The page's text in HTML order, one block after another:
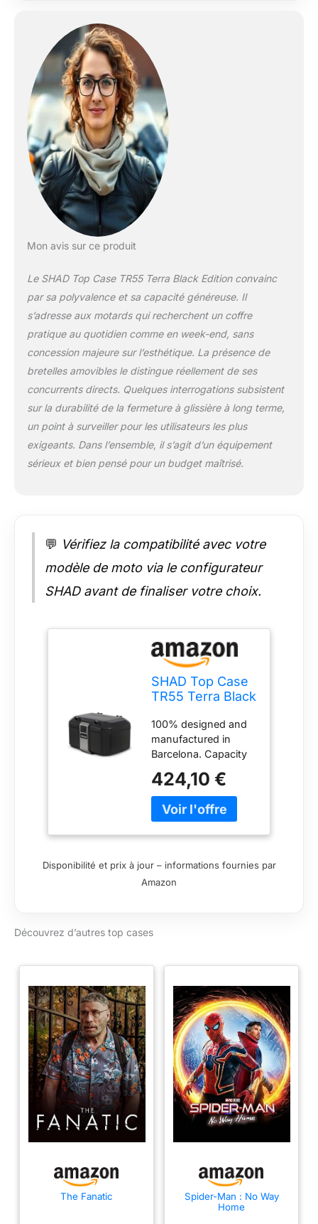
Mon avis sur ce produit
Le SHAD Top Case TR55 Terra Black Edition convainc
par sa polyvalence et sa capacité généreuse. Il
s’adresse aux motards qui recherchent un coffre
pratique au quotidien comme en week-end, sans
concession majeure sur l’esthétique. La présence de
bretelles amovibles le distingue réellement de ses
concurrents directs. Quelques interrogations subsistent
sur la durabilité de la fermeture à glissière à long terme,
un point à surveiller pour les utilisateurs les plus
exigeants. Dans l’ensemble, il s’agit d’un équipement
sérieux et bien pensé pour un budget maîtrisé.
💬 Vérifiez la compatibilité avec votre
modèle de moto via le configurateur
SHAD avant de finaliser votre choix.
SHAD Top Case
TR55 Terra Black
100% designed and
manufactured in
Barcelona. Capacity
helmets With an AISI
304 industrial grade
stainless steel
retractable carrying
handle
424,10 €
Disponibilité et prix à jour – informations fournies par
Amazon
Découvrez d’autres top cases
The Fanatic
Spider-Man : No Way
Home